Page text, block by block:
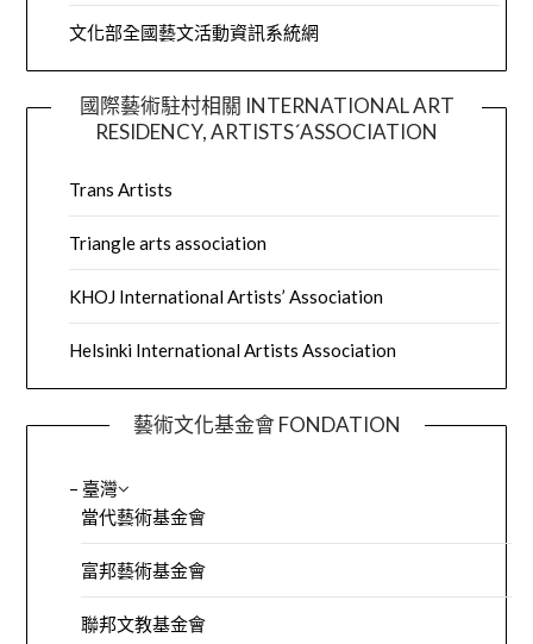
文化部全國藝文活動資訊系統網
國際藝術駐村相關 INTERNATIONAL ART
RESIDENCY, ARTISTS´ASSOCIATION
Trans Artists
Triangle arts association
KHOJ International Artists’ Association
Helsinki International Artists Association
藝術文化基金會 FONDATION
– 臺灣
當代藝術基金會
富邦藝術基金會
聯邦文教基金會